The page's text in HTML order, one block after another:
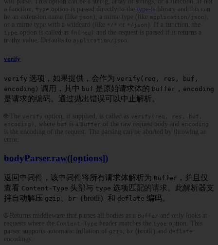
a function,
type option is passed directly to the type-is
library and this can
be an extension name (like
json ), a mime type (like application/json ),
or a mime type with a wildcard (like
or */json ). If a function, the
type option is called as fn(req)
and the request is parsed if it returns a
truthy value. Defaults to application/json
verify
verify 选项，如果提供，会作为 verify(req, res, buf,
encoding) 调用，其中 buf 是原始请求体的 Buffer ， encoding
是请求的编码。通过抛出错误可以中止解析。
🌐 The verify option, if supplied, is called as
verify(req, res, buf,
encoding) , where buf is a Buffer of the raw request body and encoding
is the encoding of the request. The parsing can be aborted by throwing an
error.
bodyParser.raw([options])
返回中间件，该中间件将所有请求体解析为 Buffer ，并且仅
查看 Content-Type 头部与 type 选项匹配的请求。此解析器支
持自动解压 gzip br （brotli）和 deflate 编码。
🌐 Returns middleware that parses all bodies as a Buffer
and only looks at
requests where the
Content-Type header matches the type option. This
parser supports automatic inflation of
gzip br (brotli) and deflate
encodings.